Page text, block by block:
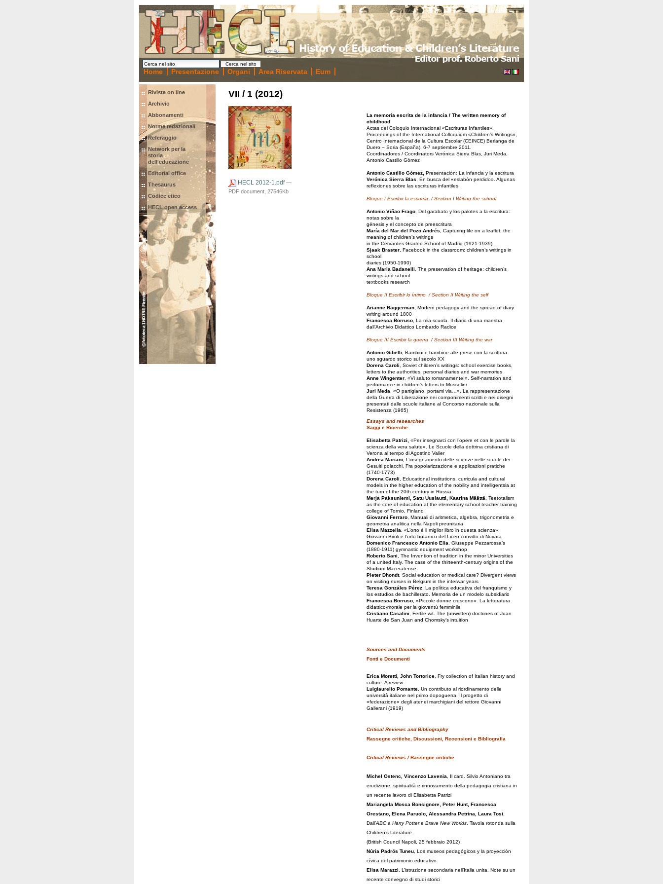
Home Presentazione Organi Area Riservata Eum
Rivista on line
Archivio
Abbonamenti
Norme redazionali
Referaggio
Network per la
storia
dell'educazione
Editorial office
Thesaurus
Codice etico
HECL open access
VII / 1 (2012)
HECL 2012-1.pdf—
PDF document, 27546Kb
La memoria escrita de la infancia / The written memory of
childhood
Actas del Coloquio Internacional «Escrituras Infantiles».
Proceedings of the International Colloquium «Children’s Writings»,
Centro Internacional de la Cultura Escolar (CEINCE) Berlanga de
Duero – Soria (España), 6-7 septiembre 2011.
Coordinadores / Coordinators Verónica Sierra Blas, Juri Meda,
Antonio Castillo Gómez
Antonio Castillo Gómez, Presentación: La infancia y la escritura
Verónica Sierra Blas , En busca del «eslabón perdido». Algunas
reflexiones sobre las escrituras infantiles
Bloque I Escribir la escuela / Section I Writing the school
Antonio Viñao Frago , Del garabato y los palotes a la escritura:
notas sobre la
génesis y el concepto de preescritura
María del Mar del Pozo Andrés , Capturing life on a leaflet: the
meaning of children’s writings
in the Cervantes Graded School of Madrid (1921-1939)
Sjaak Braster , Facebook in the classroom: children’s writings in
school
diaries (1950-1990)
Ana Maria Badanelli , The preservation of heritage: children’s
writings and school
textbooks research
Bloque II Escribir lo íntimo / Section II Writing the self
Arianne Baggerman , Modern pedagogy and the spread of diary
writing around 1800
Francesca Borruso , La mia scuola. Il diario di una maestra
dall’Archivio Didattico Lombardo Radice
Bloque III Escribir la guerra / Section III Writing the war
Antonio Gibelli , Bambini e bambine alle prese con la scrittura:
uno sguardo storico sul secolo XX
Dorena Caroli , Soviet children’s writings: school exercise books,
letters to the authorities, personal diaries and war memories
Anne Wingenter , «Vi saluto romanamente!». Self-narration and
performance in children’s letters to Mussolini
Juri Meda , «O partigiano, portami via…». La rappresentazione
della Guerra di Liberazione nei componimenti scritti e nei disegni
presentati dalle scuole italiane al Concorso nazionale sulla
Resistenza (1965)
Essays and researches
Saggi e Ricerche
Elisabetta Patrizi, «Per insegnarci con l’opere et con le parole la
scienza della vera salute». Le Scuole della dottrina cristiana di
Verona al tempo di Agostino Valier
Andrea Mariani , L’insegnamento delle scienze nelle scuole dei
Gesuiti polacchi. Fra popolarizzazione e applicazioni pratiche
(1740-1773)
Dorena Caroli , Educational institutions, curricula and cultural
models in the higher education of the nobility and intelligentsia at
the turn of the 20th century in Russia
Merja Paksuniemi, Satu Uusiautti, Kaarina Määttä , Teetotalism
as the core of education at the elementary school teacher training
college of Tornio, Finland
Giovanni Ferraro , Manuali di aritmetica, algebra, trigonometria e
geometria analitica nella Napoli preunitaria
Elisa Mazzella , «L’orto è il miglior libro in questa scienza».
Giovanni Biroli e l’orto botanico del Liceo convitto di Novara
Domenico Francesco Antonio Elia , Giuseppe Pezzarossa’s
(1880-1911) gymnastic equipment workshop
Roberto Sani , The Invention of tradition in the minor Universities
of a united Italy. The case of the thirteenth-century origins of the
Studium Maceratense
Pieter Dhondt, Social education or medical care? Divergent views
on visiting nurses in Belgium in the interwar years
Teresa Gonzáles Pérez , La política educativa del franquismo y
los estudios de bachillerato. Memoria de un modelo subsidiario
Francesca Borruso , «Piccole donne crescono». La letteratura
didattico-morale per la gioventù femminile
Cristiano Casalini , Fertile wit. The (unwritten) doctrines of Juan
Huarte de San Juan and Chomsky’s intuition
Sources and Documents
Fonti e Documenti
Erica Moretti, John Tortorice , Fry collection of Italian history and
culture. A review
Luigiaurelio Pomante , Un contributo al riordinamento delle
università italiane nel primo dopoguerra. Il progetto di
«federazione» degli atenei marchigiani del rettore Giovanni
Gallerani (1919)
Critical Reviews and Bibliography
Rassegne critiche, Discussioni, Recensioni e Bibliografia
Critical Reviews /Rassegne critiche
Michel Ostenc, Vincenzo Lavenia , Il card. Silvio Antoniano tra
erudizione, spiritualità e rinnovamento della pedagogia cristiana in
un recente lavoro di Elisabetta Patrizi
Mariangela Mosca Bonsignore, Peter Hunt, Francesca
Orestano, Elena Paruolo, Alessandra Petrina, Laura Tosi
Dall’ABC a Harry Pottere Brave New Worlds . Tavola rotonda sulla
Children’s Literature
(British Council Napoli, 25 febbraio 2012)
Núria Padrós Tuneu , Los museos pedagógicos y la proyección
cívica del patrimonio educativo
Elisa Marazzi , L’istruzione secondaria nell’Italia unita. Note su un
recente convegno di studi storici